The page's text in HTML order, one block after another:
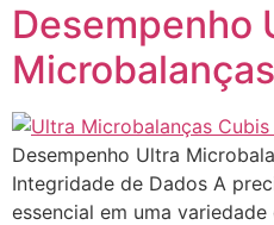
Desempenho
Desempenho Ultra
Integridade de Dados A
essencial em uma